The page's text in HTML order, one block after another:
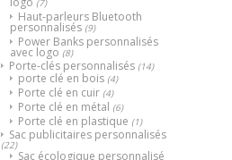
Haut-parleurs Bluetooth
personnalisés (9)
Power Banks personnalisés
avec logo (8)
Porte-clés personnalisés (14)
porte clé en bois (4)
Porte clé en cuir (4)
Porte clé en métal (6)
Porte clé en plastique (1)
Sac publicitaires personnalisés
(22)
Sac écologique personnalisé